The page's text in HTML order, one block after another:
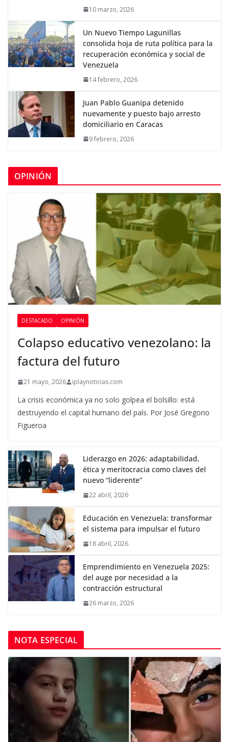
10 marzo, 2026
Un Nuevo Tiempo Lagunillas
consolida hoja de ruta política para la
recuperación económica y social de
Venezuela
14 febrero, 2026
Juan Pablo Guanipa detenido
nuevamente y puesto bajo arresto
domiciliario en Caracas
9 febrero, 2026
OPINIÓN
DESTACADO OPINIÓN
Colapso educativo venezolano: la
factura del futuro
21 mayo, 2026 iplaynoticias.com
La crisis económica ya no solo golpea el bolsillo: está
destruyendo el capital humano del país. Por José Gregorio
Figueroa
Liderazgo en 2026: adaptabilidad,
ética y meritocracia como claves del
nuevo “liderente”
22 abril, 2026
Educación en Venezuela: transformar
el sistema para impulsar el futuro
18 abril, 2026
Emprendimiento en Venezuela 2025:
del auge por necesidad a la
contracción estructural
26 marzo, 2026
NOTA ESPECIAL